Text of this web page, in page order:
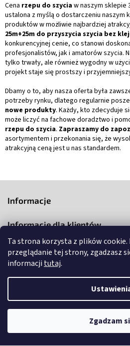
Ta strona korzysta z plików
przeglądanie tej strony, zgadzasz
informacji tutaj.
Zgadzam
Cena rzepu do szyciaw naszym sklepie
ustalona z myślą o dostarczeniu naszym
produktów w możliwie najbardziej
25m+25m do przyszycia szycia bez
konkurencyjnej cenie, co stanowi
profesjonalistów, jak i amatorów szycia.
tylko trwały, ale również wygodny w
projekt staje się prostszy i
Dbamy o to, aby nasza oferta była
potrzeby rynku, dlatego regularnie
nowe produkty. Każdy, kto zdecyduje
może liczyć na fachowe doradztwo i
rzepu do szycia. Zapraszamy do
asortymentem i przekonania się, że
atrakcyjną ceną jest u nas standardem.
k
Informacje
Informacje dla klientów
Kontakt
3Market. Wszystkie
ustawienia plików